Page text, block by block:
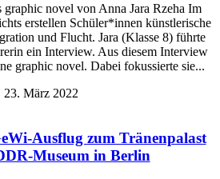
novel von Anna Jara Rzeha Im
erstellen Schüler*innen künstlerische
und Flucht. Jara (Klasse 8) führte
ein Interview. Aus diesem Interview
graphic novel. Dabei fokussierte sie...
23. März 2022
Ausflug zum Tränenpalast
Museum in Berlin